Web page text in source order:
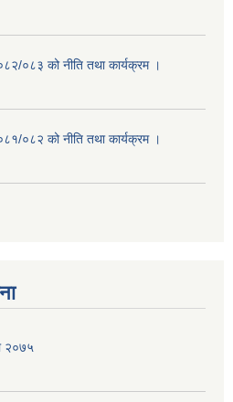
०८३ को नीति तथा कार्यक्रम ।
०८२ को नीति तथा कार्यक्रम ।
२०७५